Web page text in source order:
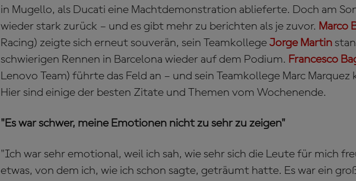
in Mugello, als Ducati eine Machtdemonstration ablieferte. Doch am
wieder stark zurück – und es gibt mehr zu berichten als je zuvor. Marco
Racing) zeigte sich erneut souverän, sein Teamkollege Jorge Martin
schwierigen Rennen in Barcelona wieder auf dem Podium. Francesco
Lenovo Team) führte das Feld an – und sein Teamkollege Marc Marquez
Hier sind einige der besten Zitate und Themen vom Wochenende.
"Es war schwer, meine Emotionen nicht zu sehr zu zeigen"
"Ich war sehr emotional, weil ich sah, wie sehr sich die Leute für mich
etwas, von dem ich, wie ich schon sagte, geträumt hatte. Es war ein